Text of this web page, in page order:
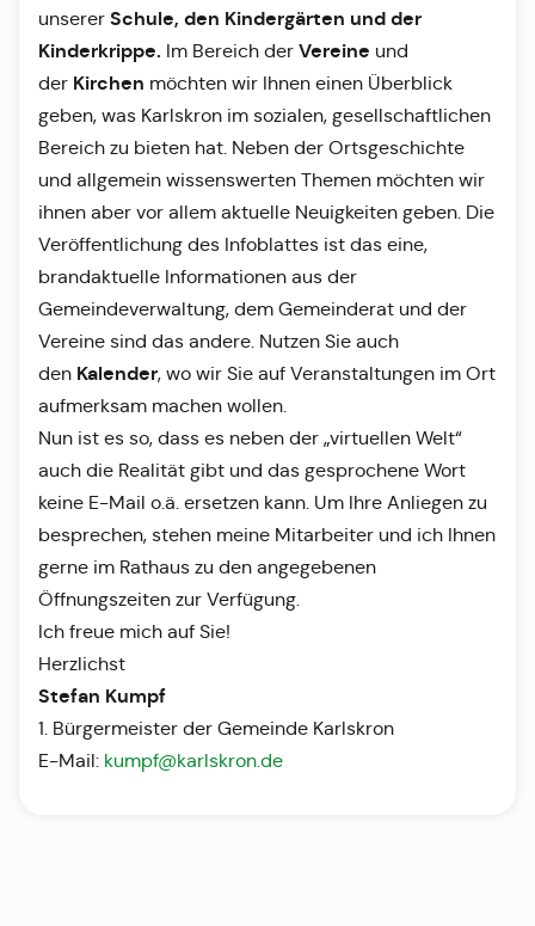
unserer Schule, den Kindergärten und der
Kinderkrippe. Im Bereich der Vereine und
der Kirchen möchten wir Ihnen einen Überblick
geben, was Karlskron im sozialen, gesellschaftlichen
Bereich zu bieten hat. Neben der Ortsgeschichte
und allgemein wissenswerten Themen möchten wir
ihnen aber vor allem aktuelle Neuigkeiten geben. Die
Veröffentlichung des Infoblattes ist das eine,
brandaktuelle Informationen aus der
Gemeindeverwaltung, dem Gemeinderat und der
Vereine sind das andere. Nutzen Sie auch
den Kalender, wo wir Sie auf Veranstaltungen im Ort
aufmerksam machen wollen.
Nun ist es so, dass es neben der „virtuellen Welt“
auch die Realität gibt und das gesprochene Wort
keine E-Mail o.ä. ersetzen kann. Um Ihre Anliegen zu
besprechen, stehen meine Mitarbeiter und ich Ihnen
gerne im Rathaus zu den angegebenen
Öffnungszeiten zur Verfügung.
Ich freue mich auf Sie!
Herzlichst
Stefan Kumpf
1. Bürgermeister der Gemeinde Karlskron
E-Mail: kumpf@karlskron.de